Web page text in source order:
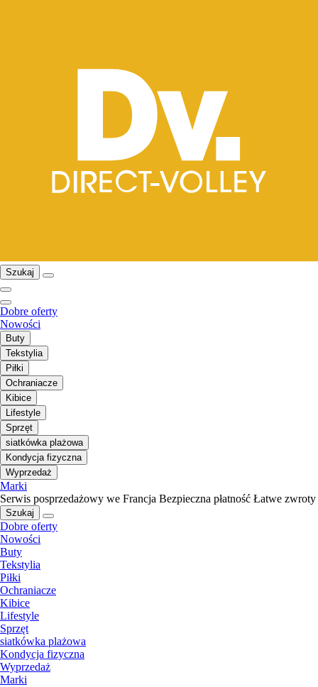
Szukaj
Dobre oferty
Nowości
Buty
Tekstylia
Piłki
Ochraniacze
Kibice
Lifestyle
Sprzęt
siatkówka plażowa
Kondycja fizyczna
Wyprzedaż
Marki
Serwis posprzedażowy we Francja Bezpieczna płatność Łatwe zwroty
Szukaj
Dobre oferty
Nowości
Buty
Tekstylia
Piłki
Ochraniacze
Kibice
Lifestyle
Sprzęt
siatkówka plażowa
Kondycja fizyczna
Wyprzedaż
Marki